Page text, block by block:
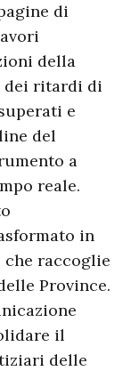
di
della
dei ritardi di
e
del
a
reale.
in
raccoglie
Province.
il
delle